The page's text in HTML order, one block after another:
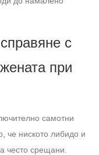
с
при
самотни
че ниското либидо и
често срещани.